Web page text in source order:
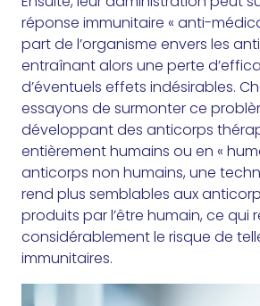
réponse immunitaire « anti-
part de l’organisme envers les
entraînant alors une perte
d’éventuels effets indésirables.
essayons de surmonter ce
développant des anticorps
entièrement humains ou en «
anticorps non humains, une
rend plus semblables aux
produits par l’être humain, ce qui
considérablement le risque de
immunitaires.